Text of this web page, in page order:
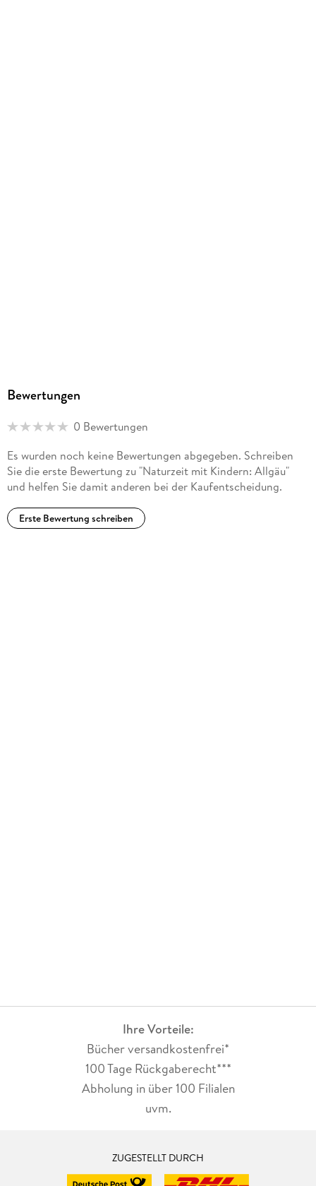
Bewertungen
0 Bewertungen
Es wurden noch keine Bewertungen abgegeben. Schreiben
Sie die erste Bewertung zu "Naturzeit mit Kindern: Allgäu"
und helfen Sie damit anderen bei der Kaufentscheidung.
Erste Bewertung schreiben
Ihre Vorteile:
Bücher versandkostenfrei*
100 Tage Rückgaberecht***
Abholung in über 100 Filialen
uvm.
ZUGESTELLT DURCH